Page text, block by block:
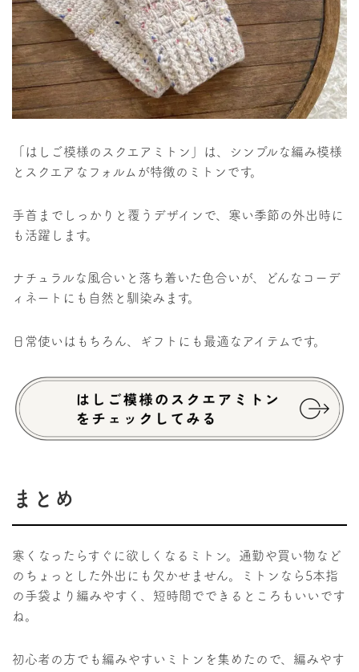
「はしご模様のスクエアミトン」は、シンプルな編み模様
とスクエアなフォルムが特徴のミトンです。
​手首までしっかりと覆うデザインで、寒い季節の外出時に
も活躍します。​
ナチュラルな風合いと落ち着いた色合いが、どんなコーデ
ィネートにも自然と馴染みます。​
日常使いはもちろん、ギフトにも最適なアイテムです。
まとめ
寒くなったらすぐに欲しくなるミトン。通勤や買い物など
のちょっとした外出にも欠かせません。ミトンなら5本指
の手袋より編みやすく、短時間でできるところもいいです
ね。
初心者の方でも編みやすいミトンを集めたので、編みやす